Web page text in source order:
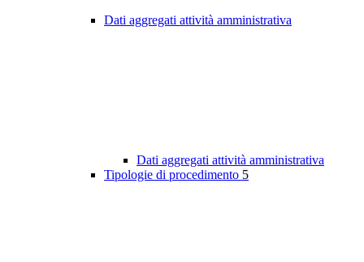
Dati aggregati attività amministrativa
Dati aggregati attività amministrativa
Tipologie di procedimento 5